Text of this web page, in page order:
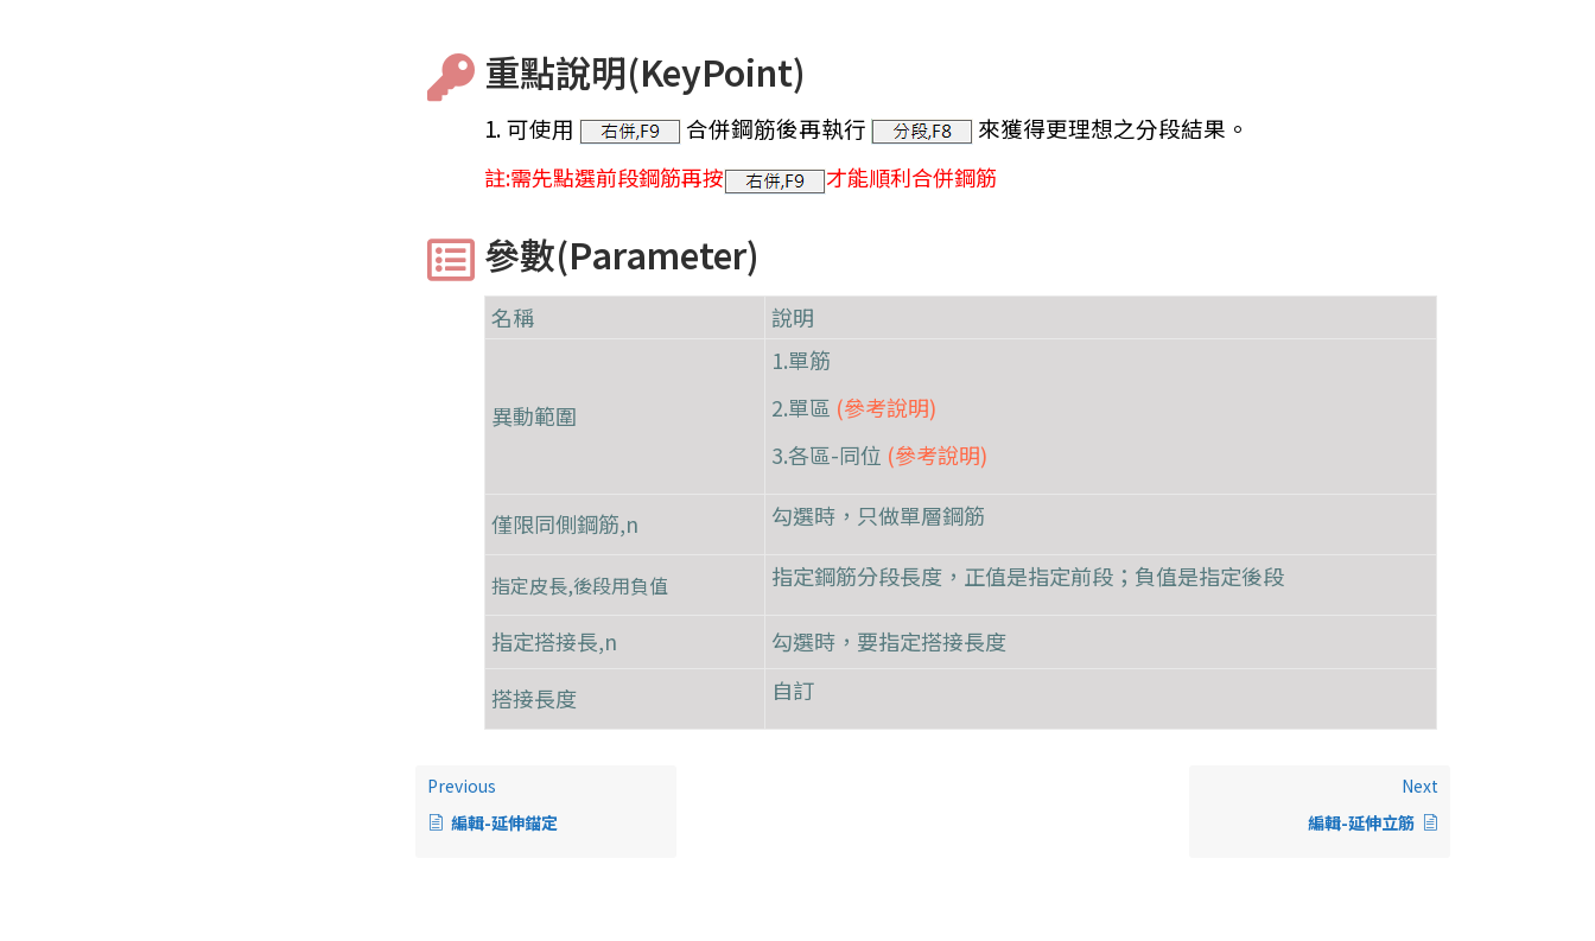
重點說明(KeyPoint)
1.可使用 合併鋼筋後再執行 來獲得更理想之分段結果。
註:需先點選前段鋼筋再按 才能順利合併鋼筋
參數(Parameter)
名稱 說明
異動範圍
1.單筋
2.單區 (參考說明)
3.各區-同位 (參考說明)
僅限同側鋼筋,n 勾選時，只做單層鋼筋
指定皮長,後段用負值 指定鋼筋分段長度，正值是指定前段；負值是指定後段
指定搭接長,n
勾選時，要指定搭接長度
搭接長度
自訂
Previous
編輯-延伸錨定
Next
編輯-延伸立筋